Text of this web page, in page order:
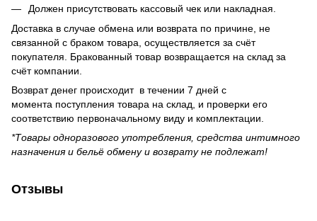
Должен присутствовать кассовый чек или накладная.
Доставка в случае обмена или возврата по причине, не
связанной с браком товара, осуществляется за счёт
покупателя. Бракованный товар возвращается на склад за
счёт компании.
Возврат денег происходит в течении 7 дней с
момента поступления товара на склад, и проверки его
соответствию первоначальному виду и комплектации.
*Товары одноразового употребления, средства интимного
назначения и бельё обмену и возврату не подлежат!
Отзывы